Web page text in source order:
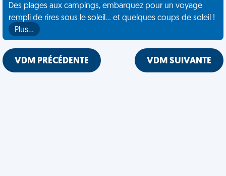
Des plages aux campings, embarquez pour un voyage
rempli de rires sous le soleil... et quelques coups de soleil !
Plus…
VDM PRÉCÉDENTE VDM SUIVANTE